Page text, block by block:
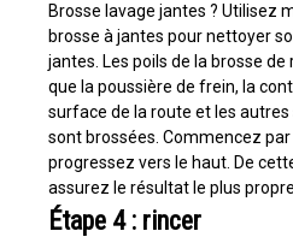
Brosse lavage jantes ? Utilisez
brosse à jantes pour nettoyer
jantes. Les poils de la brosse
que la poussière de frein, la
surface de la route et les
sont brossées. Commencez
progressez vers le haut. De
assurez le résultat le plus propre.
Étape 4 : rincer